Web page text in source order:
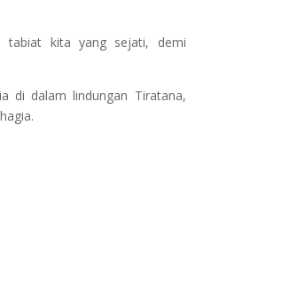
tabiat kita yang sejati, demi
di dalam lindungan Tiratana,